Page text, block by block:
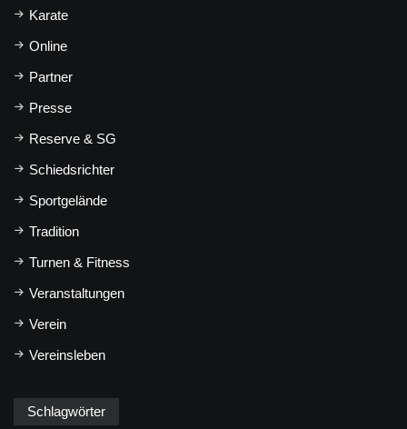
Karate
Online
Partner
Presse
Reserve & SG
Schiedsrichter
Sportgelände
Tradition
Turnen & Fitness
Veranstaltungen
Verein
Vereinsleben
Schlagwörter